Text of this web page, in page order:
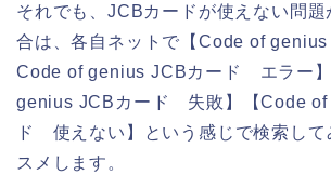
それでも、JCBカードが使えない問題
合は、各自ネットで【Code of genius
Code of genius JCBカード エラー
genius JCBカード 失敗】【Code of
ド 使えない】という感じで検索して
スメします。